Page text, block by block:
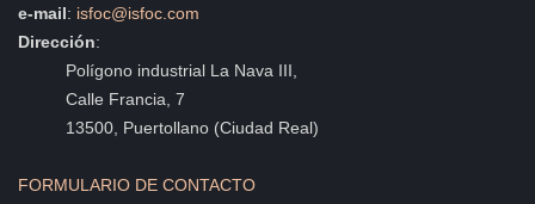
e-mail: isfoc@isfoc.com
Dirección:
Polígono industrial La Nava III,
Calle Francia, 7
13500, Puertollano (Ciudad Real)
FORMULARIO DE CONTACTO